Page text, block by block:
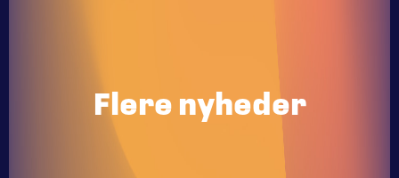
Flere nyheder